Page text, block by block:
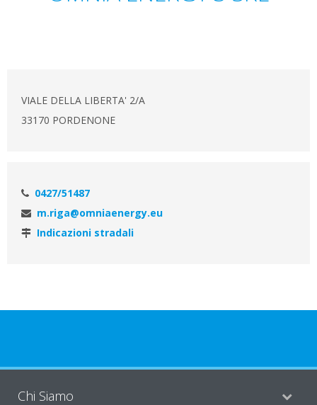
VIALE DELLA LIBERTA' 2/A
33170 PORDENONE
0427/51487
m.riga@omniaenergy.eu
Indicazioni stradali
Chi Siamo